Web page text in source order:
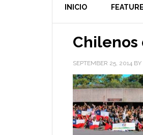
INICIO
Chilenos
SEPTEMBER 25, 2014 BY